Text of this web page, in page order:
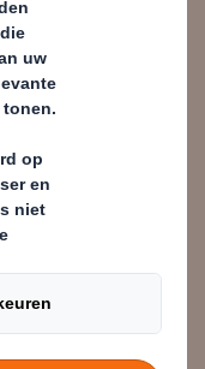
is
elke
van
en